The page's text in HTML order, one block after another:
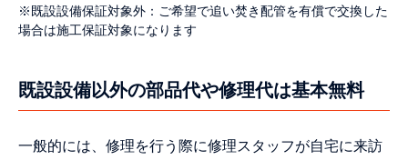
※既設設備保証対象外：ご希望で追い焚き配管を有償で交換した
場合は施工保証対象になります
既設設備以外の部品代や修理代は基本無料
一般的には、修理を行う際に修理スタッフが自宅に来訪